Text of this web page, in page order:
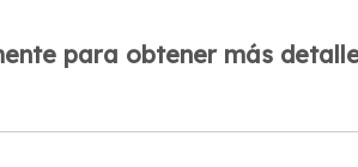
para obtener más